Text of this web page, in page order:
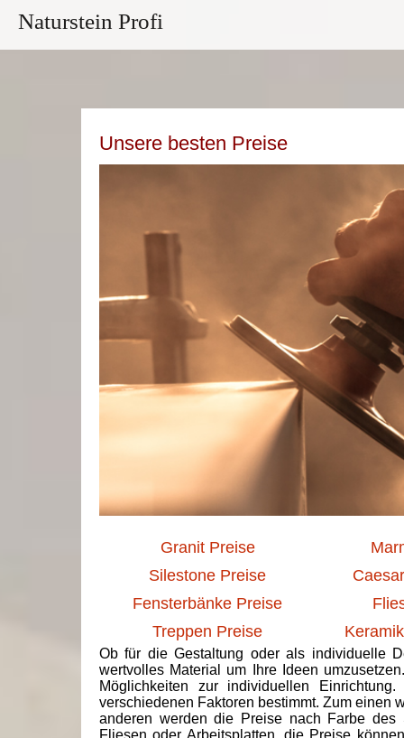
Naturstein Profi
Unsere besten Preise
Granit Preise
Silestone Preise
Fensterbänke Preise
Treppen Preise
Ob für die Gestaltung oder als individuelle
wertvolles Material um Ihre Ideen
Möglichkeiten zur individuellen
verschiedenen Faktoren bestimmt. Zum einen
anderen werden die Preise nach Farbe des
Fliesen oder Arbeitsplatten, die Preise